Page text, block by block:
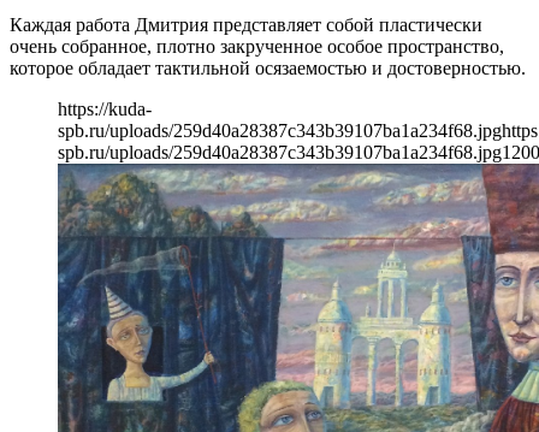
Каждая работа Дмитрия представляет собой пластически
очень собранное, плотно закрученное особое пространство,
которое обладает тактильной осязаемостью и достоверностью.
https://kuda-
spb.ru/uploads/259d40a28387c343b39107ba1a234f68.jpg
spb.ru/uploads/259d40a28387c343b39107ba1a234f68.jpg1200